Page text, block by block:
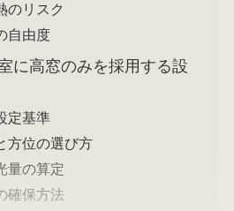
のリスク
自由度
に高窓のみを採用する設
定基準
方位の選び方
量の算定
確保方法